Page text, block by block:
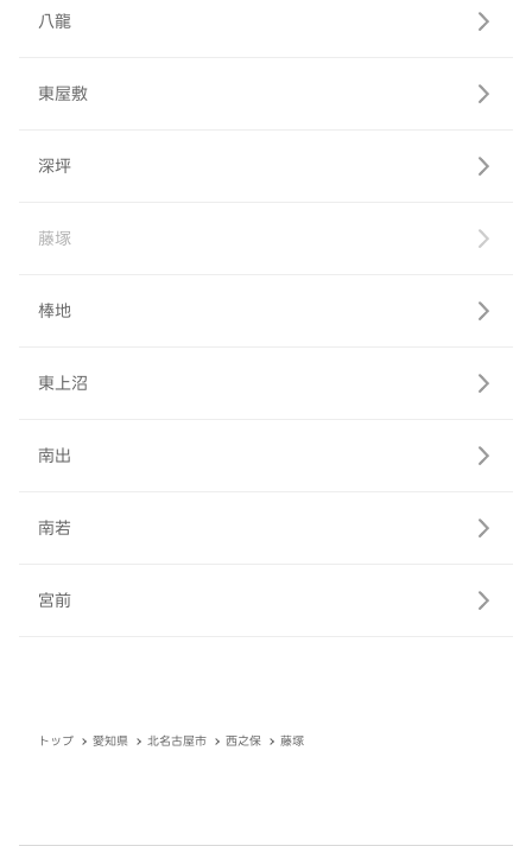
八龍
東屋敷
深坪
藤塚
棒地
東上沼
南出
南若
宮前
トップ 愛知県 北名古屋市 西之保 藤塚